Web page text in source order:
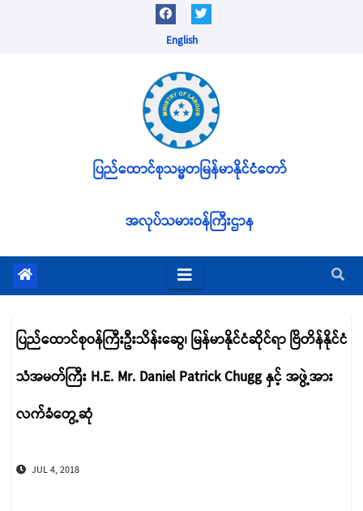
English
အလုပ်သမားဝန်ကြီးဌာန
ပြည်ထောင်စုသမ္မတမြန်မာနိုင်ငံတော်
ပြည်ထောင်စုဝန်ကြီးဦးသိန်းဆွေ၊ မြန်မာနိုင်ငံဆိုင်ရာ ဗြိတိန်နိုင်ငံ
သံအမတ်ကြီး H.E. Mr. Daniel Patrick Chugg နှင့် အဖွဲ့အား
လက်ခံတွေ့ဆုံ
JUL 4, 2018